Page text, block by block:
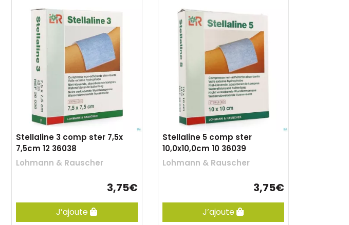
Stellaline 3 comp ster 7,5x
7,5cm 12 36038
Lohmann & Rauscher
3,75€
J’ajoute
Stellaline 5 comp ster
10,0x10,0cm 10 36039
Lohmann & Rauscher
3,75€
J’ajoute